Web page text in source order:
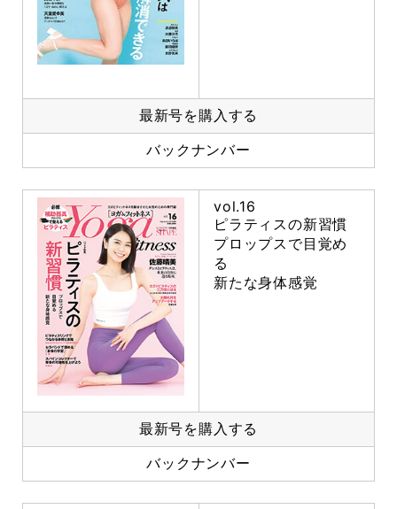
最新号を購入する
バックナンバー
vol.16
ピラティスの新習慣
プロップスで目覚め
る
新たな身体感覚
最新号を購入する
バックナンバー